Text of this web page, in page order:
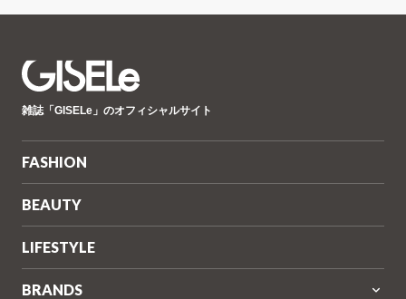
ゼ
雑誌「GISELe」のオフィシャルサイト
FASHION
BEAUTY
LIFESTYLE
BRANDS